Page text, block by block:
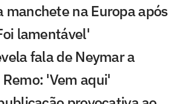
manchete na Europa após
lamentável'
fala de Neymar a
'Vem aqui'